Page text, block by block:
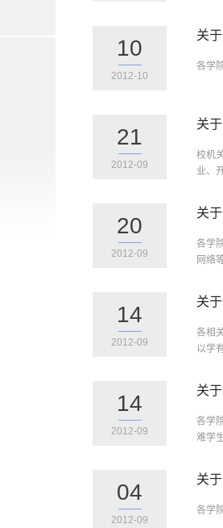
10
2012-10
关
各学
21
2012-09
关
校机
业、
20
2012-09
关
各学
网络
14
2012-09
关
各相
以学
14
2012-09
关
各学
难学
04
2012-09
关
各学